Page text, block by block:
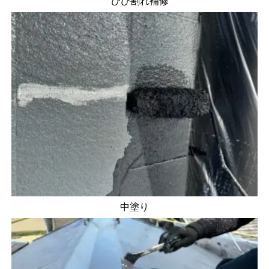
中塗り